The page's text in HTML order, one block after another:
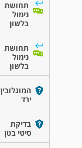
תחושת
נימול
בלשון
תחושת
נימול
בלשון
המוגלובין
ירד
בדיקת
סיטי בטן